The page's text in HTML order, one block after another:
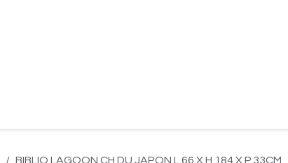
BIBLIO LAGOON CH DU JAPON L.66 X H.184 X P.33CM